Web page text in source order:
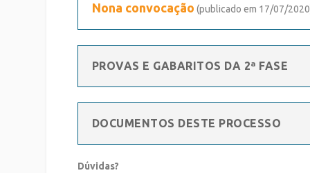
Nona convocação (publicado em 17/07/
PROVAS E GABARITOS DA 2ª FASE
DOCUMENTOS DESTE PROCESSO
Dúvidas?